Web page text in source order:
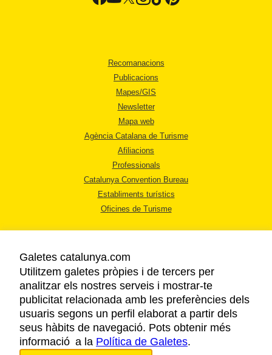
Recomanacions
Publicacions
Mapes/GIS
Newsletter
Mapa web
Agència Catalana de Turisme
Afiliacions
Professionals
Catalunya Convention Bureau
Establiments turístics
Oficines de Turisme
AVÍS LEGAL
POLÍTICA DE PRIVACITAT
COOKIES
ACCESSIBILITAT
Galetes catalunya.com
Utilitzem galetes pròpies i de tercers per
analitzar els nostres serveis i mostrar-te
publicitat relacionada amb les preferències dels
usuaris segons un perfil elaborat a partir dels
seus hàbits de navegació. Pots obtenir més
informació a la Política de Galetes.